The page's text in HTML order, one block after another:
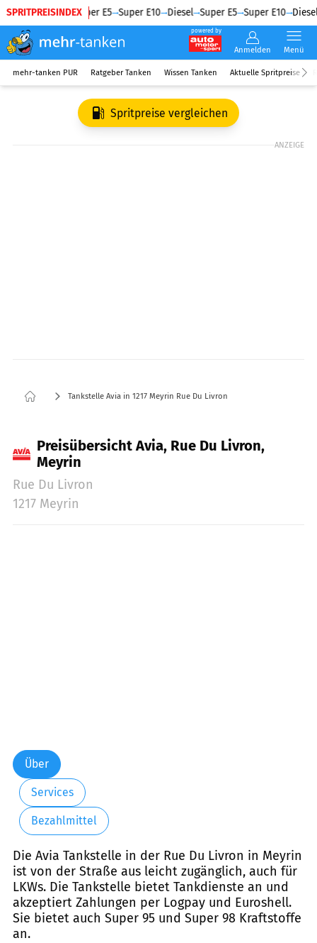
SPRITPREISINDEX
Diesel Super E5 Super E10 Diesel Super E5 Super E10 Diesel
powered by
Anmelden Menü
mehr-tanken PUR Ratgeber Tanken Wissen Tanken Aktuelle Spritpreise
Spritpreise vergleichen
ANZEIGE
Tankstelle Avia in 1217 Meyrin Rue Du Livron
Preisübersicht Avia, Rue Du Livron,
Meyrin
Rue Du Livron
1217 Meyrin
Über
Services
Bezahlmittel
Die Avia Tankstelle in der Rue Du Livron in Meyrin
ist von der Straße aus leicht zugänglich, auch für
LKWs. Die Tankstelle bietet Tankdienste an und
akzeptiert Zahlungen per Logpay und Euroshell.
Sie bietet auch Super 95 und Super 98 Kraftstoffe
an.